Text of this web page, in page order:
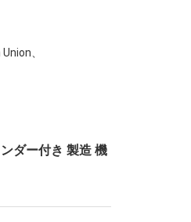
、
ダー付き 製造 機